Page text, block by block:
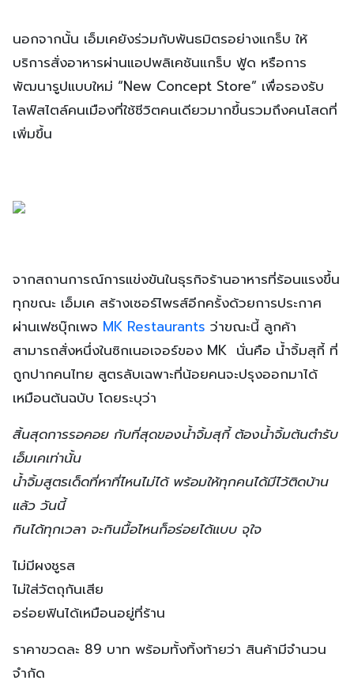
นอกจากนั้น เอ็มเคยังร่วมกับพันธมิตรอย่างแกร็บ ให้
บริการสั่งอาหารผ่านแอปพลิเคชันแกร็บ ฟู้ด หรือการ
พัฒนารูปแบบใหม่ “New Concept Store” เพื่อรองรับ
ไลฟ์สไตล์คนเมืองที่ใช้ชีวิตคนเดียวมากขึ้นรวมถึงคนโสดที่
เพิ่มขึ้น
จากสถานการณ์การแข่งขันในธุรกิจร้านอาหารที่ร้อนแรงขึ้น
ทุกขณะ เอ็มเค สร้างเซอร์ไพรส์อีกครั้งด้วยการประกาศ
ผ่านเฟซบุ๊กเพจ MK Restaurants ว่าขณะนี้ ลูกค้า
สามารถสั่งหนึ่งในซิกเนอเจอร์ของ MK นั่นคือ น้ำจิ้มสุกี้ ที่
ถูกปากคนไทย สูตรลับเฉพาะที่น้อยคนจะปรุงออกมาได้
เหมือนต้นฉบับ โดยระบุว่า
สิ้นสุดการรอคอย กับที่สุดของน้ำจิ้มสุกี้ ต้องน้ำจิ้มต้นตำรับ
เอ็มเคเท่านั้น
น้ำจิ้มสูตรเด็ดที่หาที่ไหนไม่ได้ พร้อมให้ทุกคนได้มีไว้ติดบ้าน
แล้ว วันนี้
กินได้ทุกเวลา จะกินมื้อไหนก็อร่อยได้แบบ จุใจ
ไม่มีผงชูรส
ไม่ใส่วัตถุกันเสีย
อร่อยฟินได้เหมือนอยู่ที่ร้าน
ราคาขวดละ 89 บาท พร้อมทั้งทิ้งท้ายว่า สินค้ามีจำนวน
จำกัด